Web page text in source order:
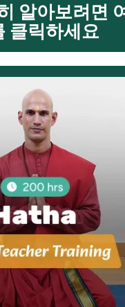
알아보려면
클릭하세요